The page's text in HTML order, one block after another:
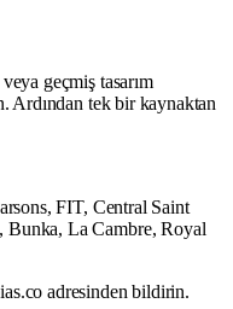
geçmiş tasarım
Ardından tek bir kaynaktan
FIT, Central Saint
La Cambre, Royal
adresinden bildirin.